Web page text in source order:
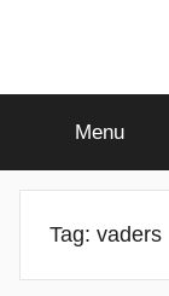
Lekker
lezen
nu
kinderboeken
Menu
Tag: vaders